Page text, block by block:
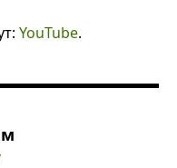
YouTube.